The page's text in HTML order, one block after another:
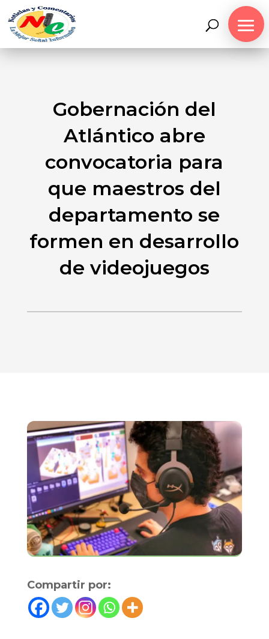
Gobernación del
Atlántico abre
convocatoria para
que maestros del
departamento se
formen en desarrollo
de videojuegos
Compartir por: